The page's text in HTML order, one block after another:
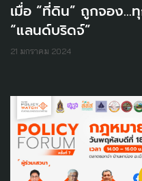
เมื่อ “ที่ดิน” ถูกจอง...
“แลนด์บริดจ์”
21 มกราคม 2024